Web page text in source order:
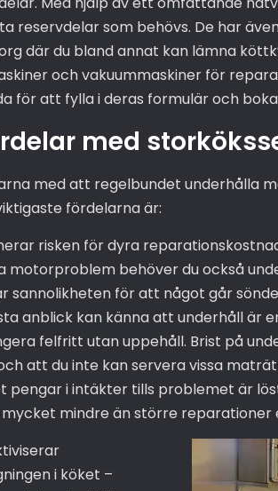
reservdelar som behövs. De har
där du bland annat kan lämna
och vakuummaskiner för
för att fylla i deras formulär och
med
med att regelbundet underhålla
fördelarna är:
risken för dyra
motorproblem behöver du också
sannolikheten för att något går
anblick kan känna att underhåll är
felfritt utan uppehåll. Brist på
att du inte kan servera vissa
pengar i intäkter tills problemet är
mindre än större reparationer
i köket –